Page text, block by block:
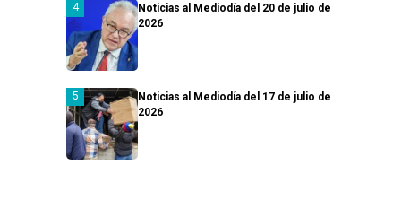
Noticias al Mediodía del 20 de julio de
2026
Noticias al Mediodía del 17 de julio de
2026